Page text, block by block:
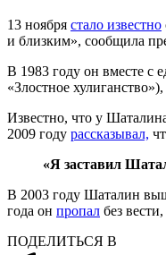
13 ноября стало известно
и близким», сообщила
В 1983 году он вместе
«Злостное
Известно, что у
2009 году рассказывал,
«Я заставил
В 2003 году Шаталин
года он пропал без
ПОДЕЛИТЬСЯ В